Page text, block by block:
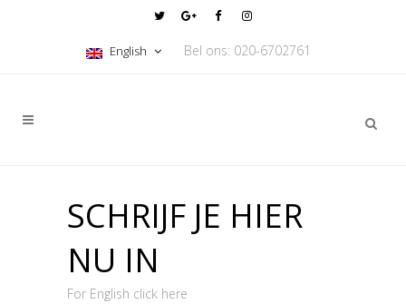
English Bel ons: 020-6702761
SCHRIJF JE HIER
NU IN
For English click here